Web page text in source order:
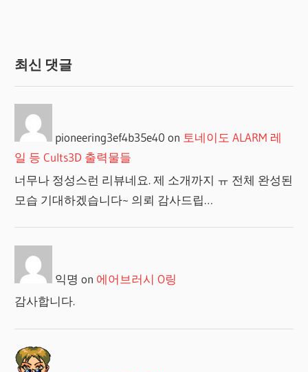
최신 댓글
pioneering3ef4b35e40 on 토네이도 ALARM 레
일 등 Cults3D 출력물들
너무나 정성스런 리뷰네요. 제 소개까지 ㅠ 전체 완성된
모습 기대하겠습니다~ 의뢰 감사드립…
익명 on 에어브러시 O링
감사합니다.